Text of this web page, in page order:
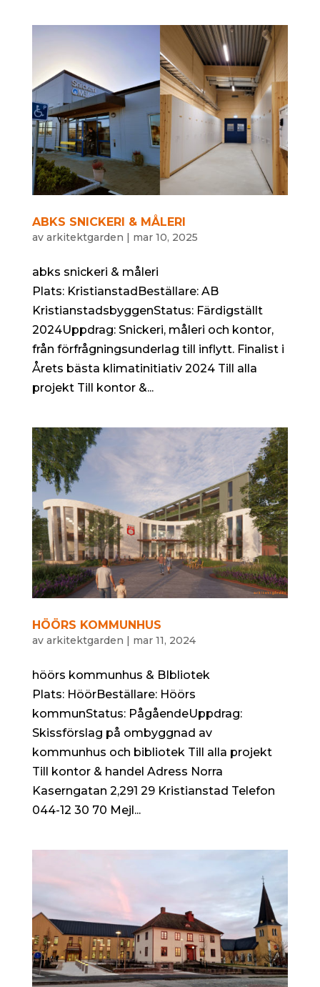
ABKS SNICKERI & MÅLERI
av arkitektgarden | mar 10, 2025
abks snickeri & måleri
Plats: KristianstadBeställare: AB
KristianstadsbyggenStatus: Färdigställt
2024Uppdrag: Snickeri, måleri och kontor,
från förfrågningsunderlag till inflytt. Finalist i
Årets bästa klimatinitiativ 2024 Till alla
projekt Till kontor &...
HÖÖRS KOMMUNHUS
av arkitektgarden | mar 11, 2024
höörs kommunhus & BIbliotek
Plats: HöörBeställare: Höörs
kommunStatus: PågåendeUppdrag:
Skissförslag på ombyggnad av
kommunhus och bibliotek Till alla projekt
Till kontor & handel Adress Norra
Kaserngatan 2,291 29 Kristianstad Telefon
044-12 30 70 Mejl...